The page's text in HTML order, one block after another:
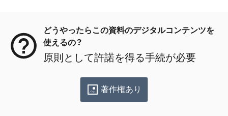
どうやったらこの資料のデジタルコンテンツを
使えるの？
原則として許諾を得る手続が必要
著作権あり